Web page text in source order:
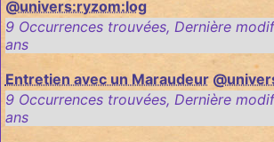
@univers:ryzom:log
9 Occurrences trouvées, Dernière
ans
Entretien avec un Maraudeur
9 Occurrences trouvées, Dernière
ans